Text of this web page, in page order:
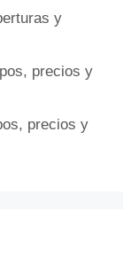
y
precios y
precios y